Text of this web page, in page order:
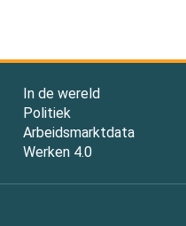
In de wereld
Politiek
Arbeidsmarktdata
Werken 4.0